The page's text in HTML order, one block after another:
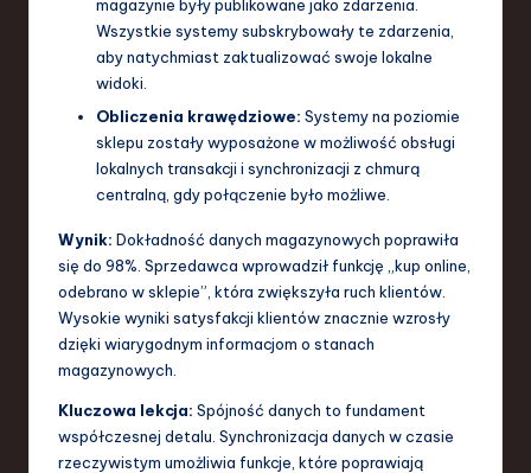
magazynie były publikowane jako zdarzenia.
Wszystkie systemy subskrybowały te zdarzenia,
aby natychmiast zaktualizować swoje lokalne
widoki.
Obliczenia krawędziowe: Systemy na poziomie
sklepu zostały wyposażone w możliwość obsługi
lokalnych transakcji i synchronizacji z chmurą
centralną, gdy połączenie było możliwe.
Wynik: Dokładność danych magazynowych poprawiła
się do 98%. Sprzedawca wprowadził funkcję „kup online,
odebrano w sklepie”, która zwiększyła ruch klientów.
Wysokie wyniki satysfakcji klientów znacznie wzrosły
dzięki wiarygodnym informacjom o stanach
magazynowych.
Kluczowa lekcja: Spójność danych to fundament
współczesnej detalu. Synchronizacja danych w czasie
rzeczywistym umożliwia funkcje, które poprawiają